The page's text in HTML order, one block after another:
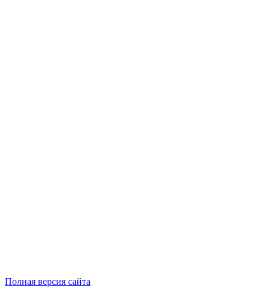
Полная версия сайта